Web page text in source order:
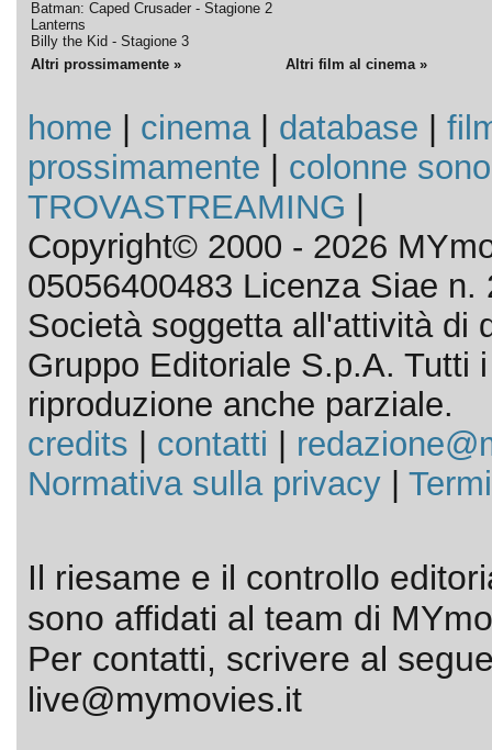
Batman: Caped Crusader - Stagione 2
Lanterns
Billy the Kid - Stagione 3
Altri prossimamente »
Altri film al cinema »
home cinema| database
prossimamente
colonne
TROVASTREAMING
Copyright© 2000 - 2026
05056400483 Licenza Siae n.
Società soggetta all'attività di
Gruppo Editoriale S.p.A. Tutti
riproduzione anche parziale.
credits
contatti
Normativa sulla privacy|
Il riesame e il controllo
sono affidati al team di
Per contatti, scrivere al
live@mymovies.it